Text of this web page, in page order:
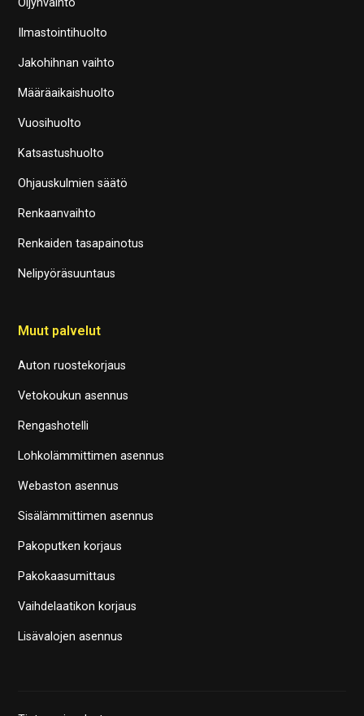
Ilmastointihuolto
Jakohihnan vaihto
Määräaikaishuolto
Vuosihuolto
Katsastushuolto
Ohjauskulmien säätö
Renkaanvaihto
Renkaiden tasapainotus
Nelipyöräsuuntaus
Muut palvelut
Auton ruostekorjaus
Vetokoukun asennus
Rengashotelli
Lohkolämmittimen asennus
Webaston asennus
Sisälämmittimen asennus
Pakoputken korjaus
Pakokaasumittaus
Vaihdelaatikon korjaus
Lisävalojen asennus